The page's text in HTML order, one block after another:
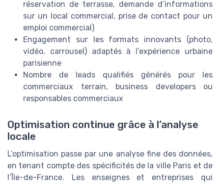
réservation de terrasse, demande d’informations
sur un local commercial, prise de contact pour un
emploi commercial)
Engagement sur les formats innovants (photo,
vidéo, carrousel) adaptés à l’expérience urbaine
parisienne
Nombre de leads qualifiés générés pour les
commerciaux terrain, business developers ou
responsables commerciaux
Optimisation continue grâce à l’analyse
locale
L’optimisation passe par une analyse fine des données,
en tenant compte des spécificités de la ville Paris et de
l’Île-de-France. Les enseignes et entreprises qui